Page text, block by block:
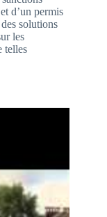
d’un permis
solutions
les
telles